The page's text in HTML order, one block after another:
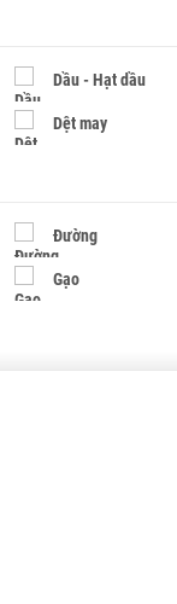
Dầu - Hạt dầu
Dệt may
Đường
Gạo